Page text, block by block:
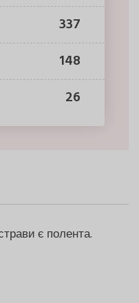
337
148
26
є полента.